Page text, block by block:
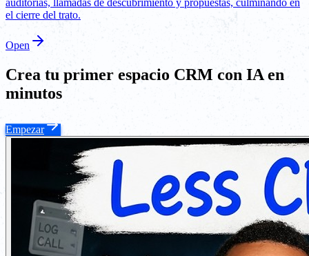
auditorías, llamadas de descubrimiento y propuestas, culminando en
el cierre del trato.
Open
Crea tu primer espacio CRM con IA en
minutos
Empezar